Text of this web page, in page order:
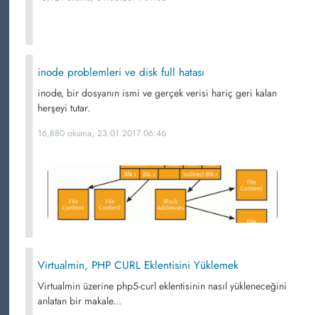
inode problemleri ve disk full hatası
inode, bir dosyanın ismi ve gerçek verisi hariç geri kalan
herşeyi tutar.
16,880 okuma, 23.01.2017 06:46
Virtualmin, PHP CURL Eklentisini Yüklemek
Virtualmin üzerine php5-curl eklentisinin nasıl yükleneceğini
anlatan bir makale...